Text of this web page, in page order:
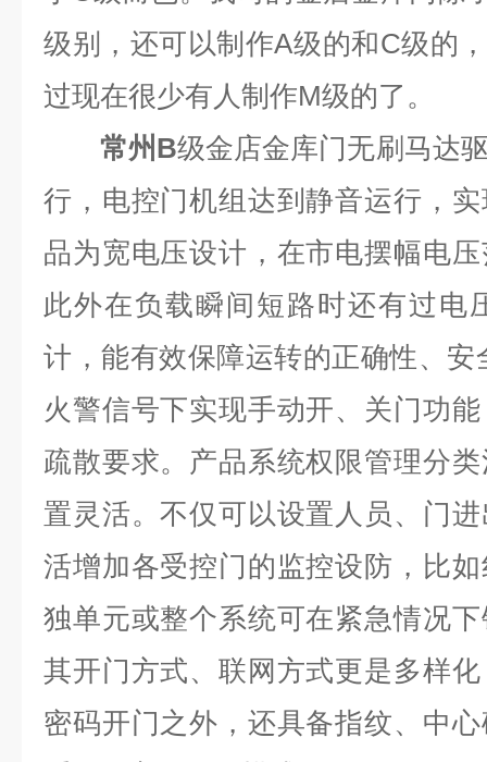
级别，还可以制作A级的和C级的，
过现在很少有人制作M级的了。
常州 B级金店金库门无刷马达
行，电控门机组达到静音运行，
品为宽电压设计，在市电摆幅电
此外在负载瞬间短路时还有过电
计，能有效保障运转的正确性、安
火警信号下实现手动开、关门功
疏散要求。产品系统权限管理分
置灵活。不仅可以设置人员、门
活增加各受控门的监控设防，比
独单元或整个系统可在紧急情况
其开门方式、联网方式更是多样
密码开门之外，还具备指纹、中